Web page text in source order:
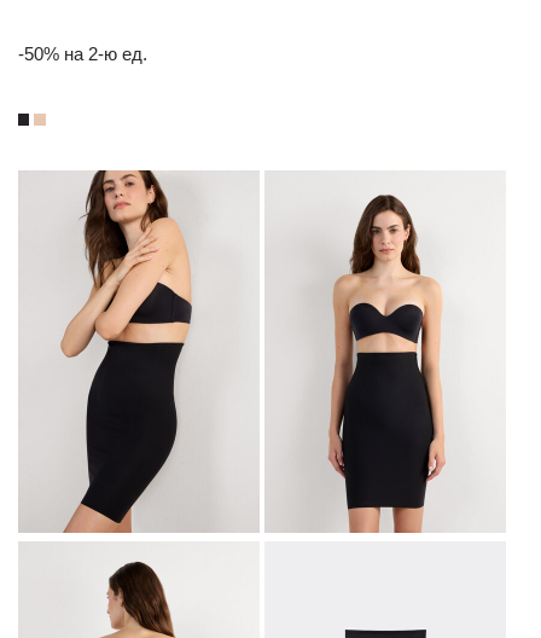
-50% на 2-ю ед.